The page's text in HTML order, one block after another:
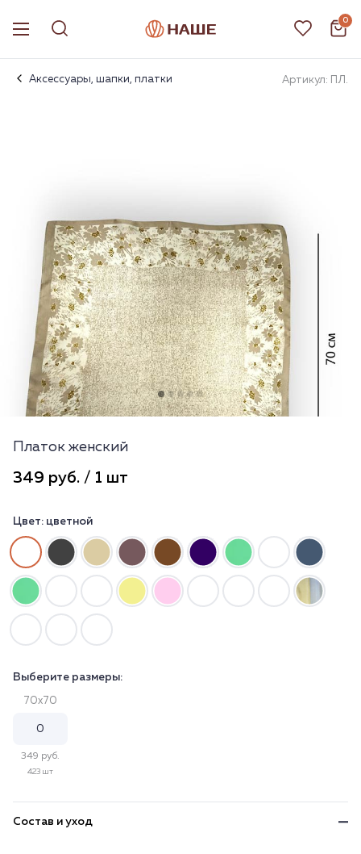
0
Аксессуары, шапки, платки Артикул: ПЛ.
Платок женский
349 руб. / 1 шт
Цвет: цветной
Выберите размеры:
70х70
349 руб.
423 шт
Состав и уход